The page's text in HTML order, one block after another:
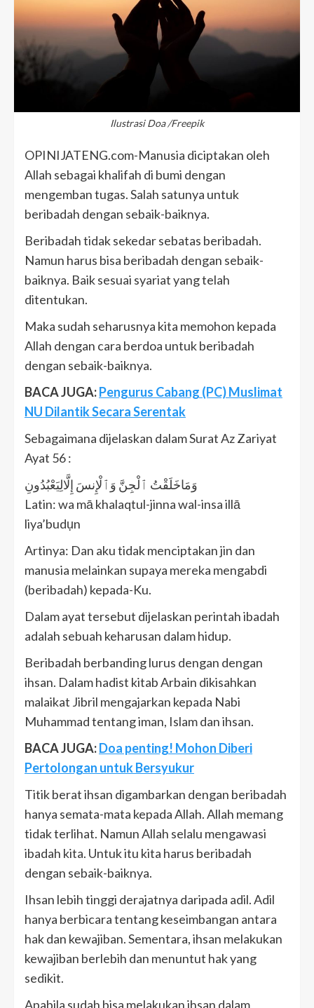
Ilustrasi Doa /Freepik
OPINIJATENG.com-Manusia diciptakan oleh
Allah sebagai khalifah di bumi dengan
mengemban tugas. Salah satunya untuk
beribadah dengan sebaik-baiknya.
Beribadah tidak sekedar sebatas beribadah.
Namun harus bisa beribadah dengan sebaik-
baiknya. Baik sesuai syariat yang telah
ditentukan.
Maka sudah seharusnya kita memohon kepada
Allah dengan cara berdoa untuk beribadah
dengan sebaik-baiknya.
BACA JUGA:Pengurus Cabang (PC) Muslimat
NU Dilantik Secara Serentak
Sebagaimana dijelaskan dalam Surat Az Zariyat
Ayat 56 :
وَمَاخَلَقْتُ ٱلْجِنَّ وَٱلْإِنسَ إِلَّالِيَعْبُدُونِ
Latin: wa mā khalaqtul-jinna wal-insa illā
liya’budụn
Artinya: Dan aku tidak menciptakan jin dan
manusia melainkan supaya mereka mengabdi
(beribadah) kepada-Ku.
Dalam ayat tersebut dijelaskan perintah ibadah
adalah sebuah keharusan dalam hidup.
Beribadah berbanding lurus dengan dengan
ihsan. Dalam hadist kitab Arbain dikisahkan
malaikat Jibril mengajarkan kepada Nabi
Muhammad tentang iman, Islam dan ihsan.
BACA JUGA:Doa penting! Mohon Diberi
Pertolongan untuk Bersyukur
Titik berat ihsan digambarkan dengan beribadah
hanya semata-mata kepada Allah. Allah memang
tidak terlihat. Namun Allah selalu mengawasi
ibadah kita. Untuk itu kita harus beribadah
dengan sebaik-baiknya.
Ihsan lebih tinggi derajatnya daripada adil. Adil
hanya berbicara tentang keseimbangan antara
hak dan kewajiban. Sementara, ihsan melakukan
kewajiban berlebih dan menuntut hak yang
sedikit.
Apabila sudah bisa melakukan ihsan dalam